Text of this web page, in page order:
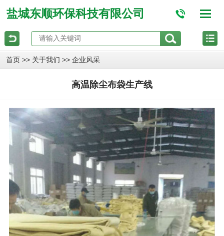
盐城东顺环保科技有限公司
首页 >> 关于我们 >> 企业风采
高温除尘布袋生产线